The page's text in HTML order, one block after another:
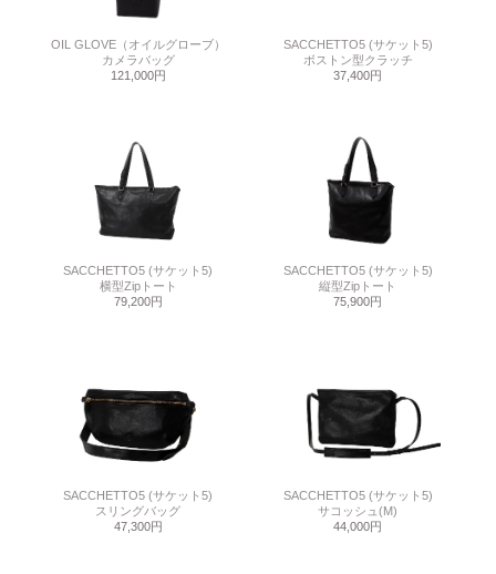
OIL GLOVE（オイルグローブ）
カメラバッグ
121,000円
SACCHETTO5 (サケット5)
ボストン型クラッチ
37,400円
SACCHETTO5 (サケット5)
横型Zipトート
79,200円
SACCHETTO5 (サケット5)
縦型Zipトート
75,900円
SACCHETTO5 (サケット5)
スリングバッグ
47,300円
SACCHETTO5 (サケット5)
サコッシュ(M)
44,000円